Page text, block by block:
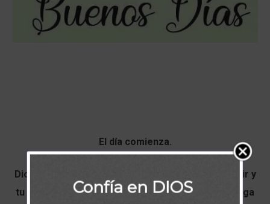
El día comienza.
Dios Bendiga tu risa, tus sueños, tu corazón tu salir y
tu entrar, tu despertar pero sobretodo Dios Bendiga
Confía en DIOS